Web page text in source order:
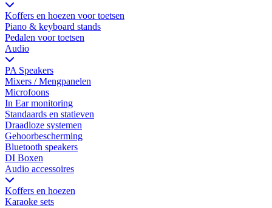
Koffers en hoezen voor toetsen
Piano & keyboard stands
Pedalen voor toetsen
Audio
PA Speakers
Mixers / Mengpanelen
Microfoons
In Ear monitoring
Standaards en statieven
Draadloze systemen
Gehoorbescherming
Bluetooth speakers
DI Boxen
Audio accessoires
Koffers en hoezen
Karaoke sets